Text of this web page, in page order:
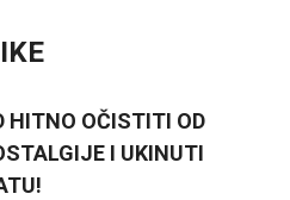
HITNO OČISTITI OD
I UKINUTI